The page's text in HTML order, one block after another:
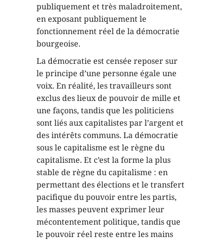
publiquement et très maladroitement,
en exposant publiquement le
fonctionnement réel de la démocratie
bourgeoise.
La démocratie est censée reposer sur
le principe d’une personne égale une
voix. En réalité, les travailleurs sont
exclus des lieux de pouvoir de mille et
une façons, tandis que les politiciens
sont liés aux capitalistes par l’argent et
des intérêts communs. La démocratie
sous le capitalisme est le règne du
capitalisme. Et c’est la forme la plus
stable de règne du capitalisme : en
permettant des élections et le transfert
pacifique du pouvoir entre les partis,
les masses peuvent exprimer leur
mécontentement politique, tandis que
le pouvoir réel reste entre les mains